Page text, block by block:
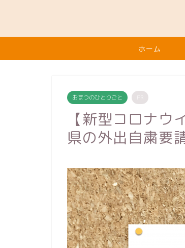
ホーム
おまつのひとりごと
【新型コロナ
県の外出自粛要